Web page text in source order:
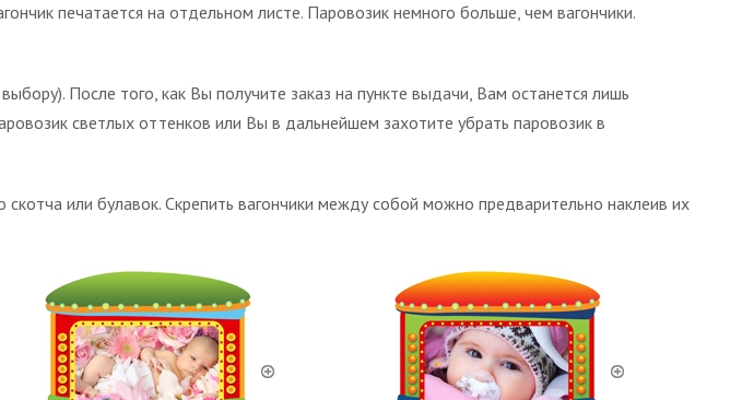
печатается на отдельном листе. Паровозик немного больше, чем вагончики.
После того, как Вы получите заказ на пункте выдачи, Вам останется лишь
светлых оттенков или Вы в дальнейшем захотите убрать паровозик в
или булавок. Скрепить вагончики между собой можно предварительно наклеив их